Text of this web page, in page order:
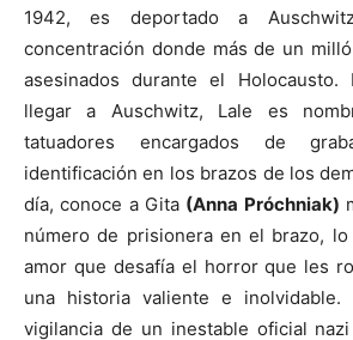
1942, es deportado a
concentración donde más de un
asesinados durante el Holocausto.
llegar a Auschwitz, Lale es
tatuadores encargados de
identificación en los brazos de los
día, conoce a Gita (Anna Próchniak)
número de prisionera en el brazo,
amor que desafía el horror que les
una historia valiente e inolvidable.
vigilancia de un inestable oficial